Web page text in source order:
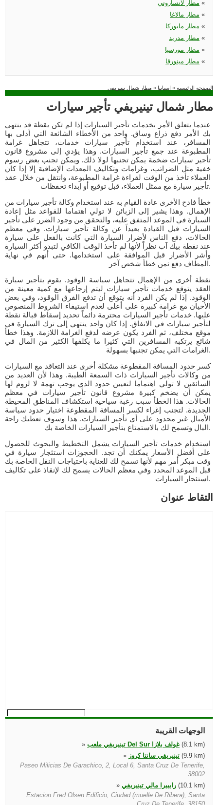
مطار لانساروتي «
مطار مالاغا «
مطار مايوركا «
مطار مدريد «
مطار مورسيا «
مطار مينورقا «
الصفحة الرئيسية » إسبانيا » مطار شمال تينيريفي
مطار شمال تينيريفي تأجير سيارات
عندما يتعلق الأمر بخدمات تأجير السيارات إذا لم تكن يقظة قد ينتهي
بك الأمر دفع ذراع وساق. واحد من الأخطاء الشائعة التي أدلى بها
المسافر، عند استخدام تأجير سيارات خدمات، تتجاهل غرامة
المطبوعة عند جمع تأجير السيارات. وهذا يؤدي إلى مشروع قانون
تأجير سيارات ضخمة يمكن تجنبها لولا ذلك. ويمكن تجنب بعض رسوم
خفية مثل الضرائب، وغرامات وتكاليف المعدات الإضافية إلا إذا كان
العملاء تأخذ من الوقت لقراءة غرامة المطبوعة، وانتقل من خلال عقد
تأجير سيارة مع ممثل العملاء، قبل توقيع أو إبداء تحفظات.
خطأ فادح الأخرى عادة القيام به عند استخدام وكالة تأجير سيارات من
الإهمال. وهذا يشير إلى الزبائن لا تولي اهتماما للقواعد مثل إعادة
السيارة في الموعد المتفق عليه، والتحقق من وجود الضرر على تأجير
السيارات قبل القيادة بعيداً عن وكالة تأجير سيارات. وفي معظم
الحالات، دفع الناس لأضرار السيارة التي كانت بالفعل على سيارة
عند نقطة بيك آب نظراً لأنها لم تأخذ الوقت الكافي لتبدو أكثر السيارة
وأشر الأضرار قبل الموافقة على استخدامها. حتى أنهم في نهاية
المطاف دفع ثمن خطأ شخص آخر.
نقطة أخرى من الإهمال تتجاهل سياسة الوقود. يقوم بتأجير سيارة
العقد يتوقع خدمات تأجير سيارات ليتم إرجاعها مع كمية معينة من
الوقود. إذا لم يكن الفرد أنه يتوقع أن تدفع الفرق الوقود، وفي بعض
الأحيان مع غرامة كبيرة على أعلى لعدم استيفاء الشروط المنصوص
عليها. خدمات تأجير السيارات محترمة دائماً تحديد إسقاط قبالة نقطة
لتأجير سيارات في الاتفاق. إذا كان واحد ينتهي إلى ترك السيارة في
موقع مختلف، ثم الفرد يكون عرضه لدفع الغرامة اللازمة. وهذا خطأ
شائع يرتكبه المسافرين التي كثيرا ما يكلفها الكثير من المال في
الغرامات التي يمكن تجنبها بسهولة.
كسر حدود المسافة المقطوعة مشكلة أخرى عند التعاقد مع السيارات
من وكالات تأجير السيارات ذات السمعة الطيبة. وهذا لأن العديد من
السائقين لا تولي اهتماما لتعيين حدود الذي يوجب تهمة لا لزوم لها
يمكن أن يضخم كبيرة مشروع قانون تأجير سيارات في معظم
الحالات. هذا الخطأ سبب رغبة سياحية استكشاف المناطق المحيطة
الجديدة. لتجنب إغراء لكسر المسافة المقطوعة اختيار حدود سياسة
الأميال غير محدود على أي تأجير السيارات. هذا وسوف تعطيك راحة
البال وتسمح لك بالاستمتاع بتأجير السيارات الخاصة بك.
استخدام خدمات تأجير السيارات يشمل التخطيط والبحوث للحصول
على أفضل الأسعار يمكنك أن تجد. الحجوزات استئجار سيارة في
وقت مبكر أمر مهم لأنها تسمح لك للعناية باحتياجات النقل الخاصة بك
قبل الموعد المحدد وفي معظم الحالات يسمح لك لإنقاذ على تكاليف
استئجار السيارات.
التقاط عنوان
الوجهات القريبة
» تينيريفي ملعب Del Sur غولف بلازا
(8.1 km)
» تينيريفي سانتا كروز
(9.9 km)
Paseo Milicias De Garachico, 2, Local 6, Santa Cruz De Tenerife,
38002
» رايبيرا مالي تينيريفي
(10.1 km)
Estacion Fred Olsen Edificio, Ciudad (muelle De Ribera), Santa